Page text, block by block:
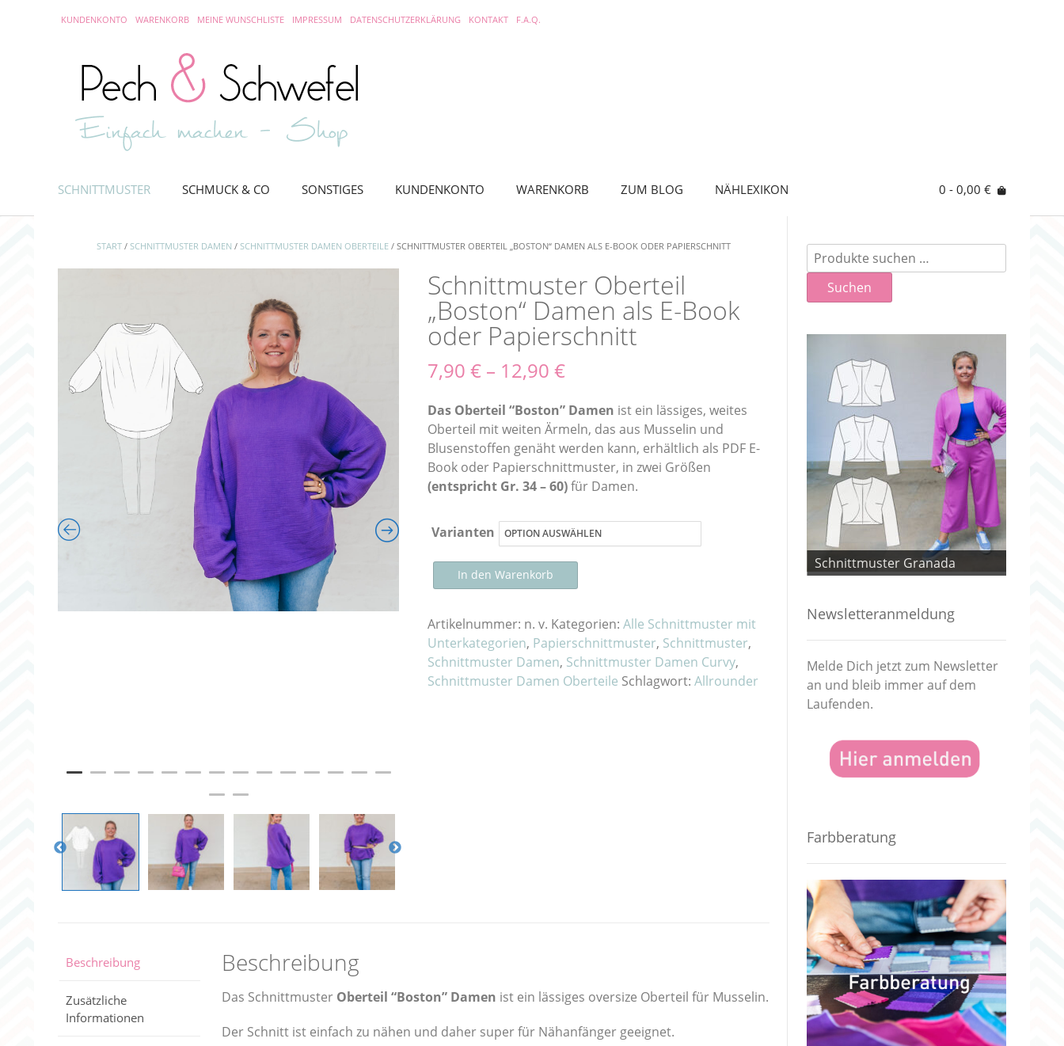
KUNDENKONTO WARENKORB MEINE WUNSCHLISTE IMPRESSUM DATENSCHUTZERKLÄRUNG KONTAKT F.A.Q.
SCHNITTMUSTER SCHMUCK & CO SONSTIGES KUNDENKONTO WARENKORB ZUM BLOG NÄHLEXIKON 0 - 0,00 €
START/ SCHNITTMUSTER DAMEN / SCHNITTMUSTER DAMEN OBERTEILE/ SCHNITTMUSTER OBERTEIL „BOSTON“ DAMEN ALS E-BOOK ODER PAPIERSCHNITT
Schnittmuster Oberteil
„Boston“ Damen als E-Book
oder Papierschnitt
7,90€ – 12,90€
Das Oberteil “Boston” Damen ist ein lässiges, weites
Oberteil mit weiten Ärmeln, das aus Musselin und
Blusenstoffen genäht werden kann, erhältlich als PDF E-
Book oder Papierschnittmuster, in zwei Größen
(entspricht Gr. 34 – 60)für Damen.
Varianten
Schnittmuster
Oberteil
„Boston“
Damen
als
E-
In den Warenkorb
Artikelnummer: n. v. Kategorien:Alle Schnittmuster mit
Unterkategorien, Papierschnittmuster, Schnittmuster,
Schnittmuster Damen, Schnittmuster Damen Curvy,
Schnittmuster Damen Oberteile Schlagwort:Allrounder
Beschreibung
Zusätzliche
Informationen
Beschreibung
Das Schnittmuster Oberteil “Boston” Damen ist ein lässiges oversize Oberteil für Musselin.
Der Schnitt ist einfach zu nähen und daher super für Nähanfänger geeignet.
Suchen
nach:
Suchen
Schnittmuster Granada
Newsletteranmeldung
Melde Dich jetzt zum Newsletter
an und bleib immer auf dem
Laufenden.
Farbberatung